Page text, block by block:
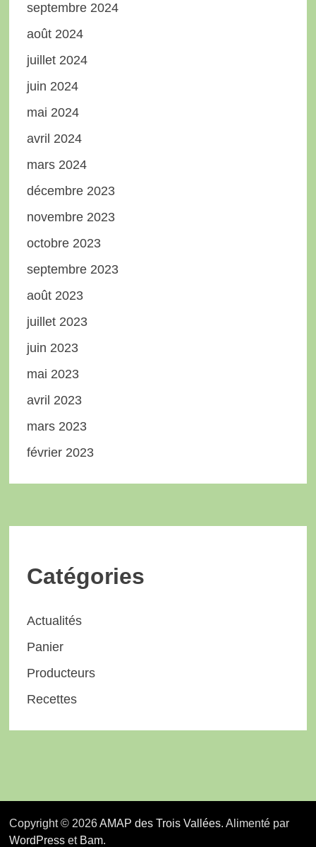
septembre 2024
août 2024
juillet 2024
juin 2024
mai 2024
avril 2024
mars 2024
décembre 2023
novembre 2023
octobre 2023
septembre 2023
août 2023
juillet 2023
juin 2023
mai 2023
avril 2023
mars 2023
février 2023
Catégories
Actualités
Panier
Producteurs
Recettes
Copyright © 2026AMAP des Trois Vallées. Alimenté par
WordPress et Bam.